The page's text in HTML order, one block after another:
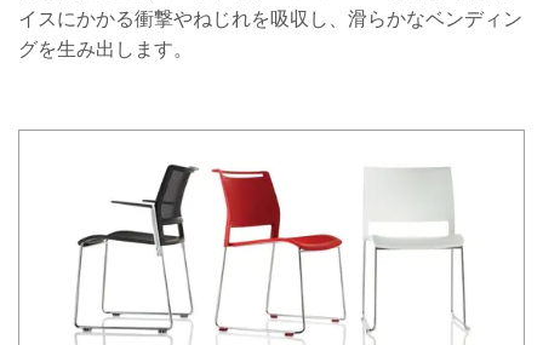
イスにかかる衝撃やねじれを吸収し、滑らかなベンディン
グを生み出します。